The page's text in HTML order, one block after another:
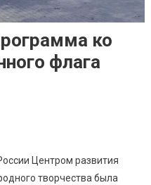
ко
флага
Центром развития
творчества была